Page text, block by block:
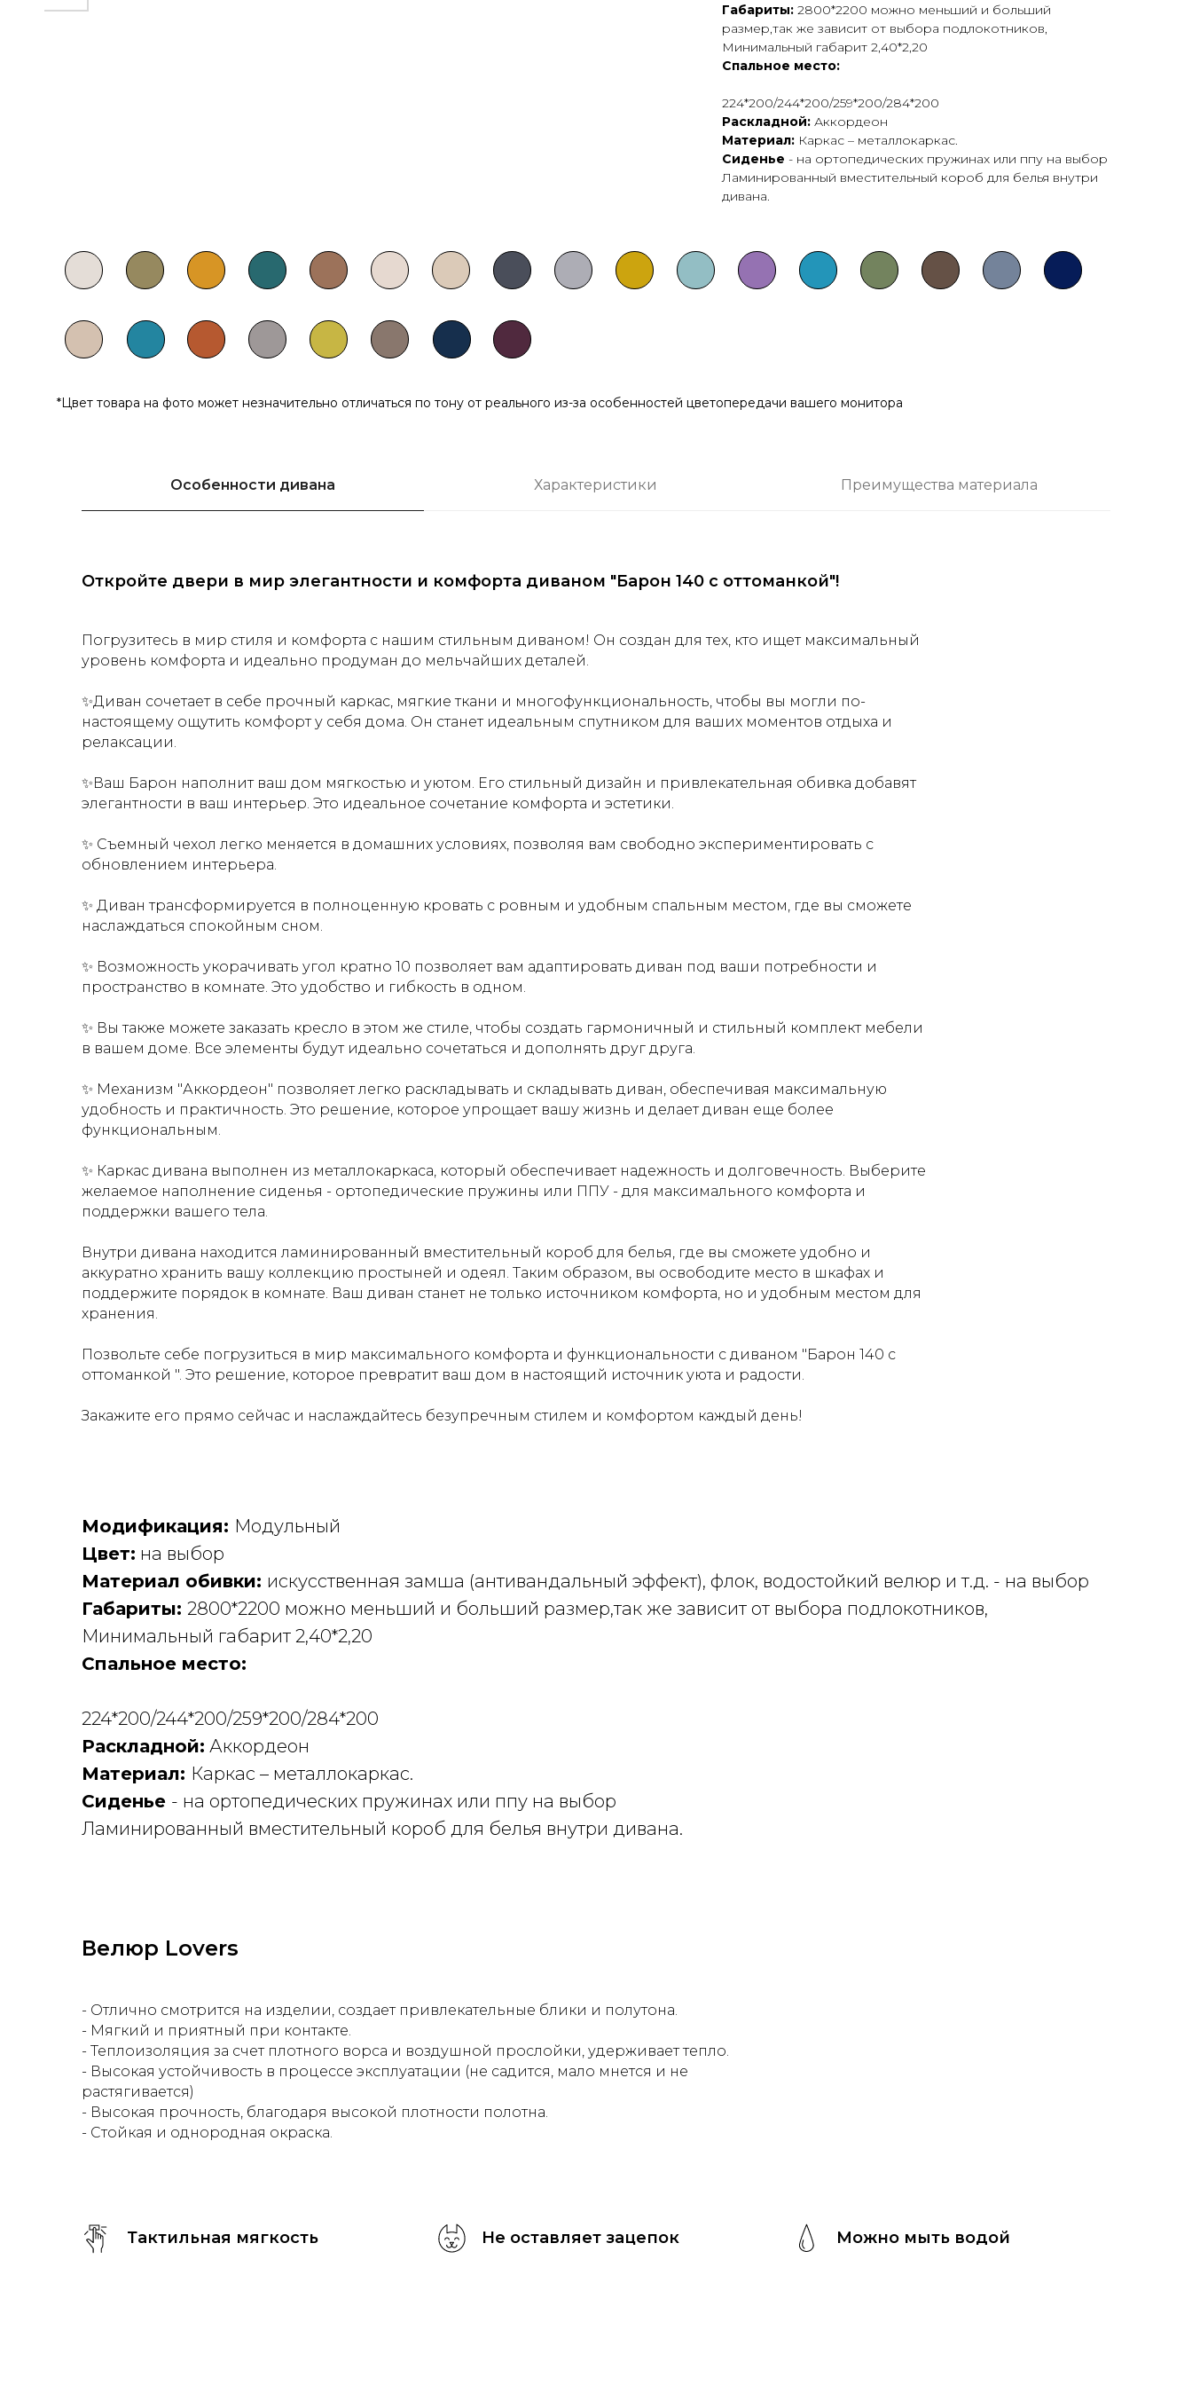
Габариты: 2800*2200 можно меньший и больший
размер,так же зависит от выбора подлокотников,
Минимальный габарит 2,40*2,20
Спальное место:
224*200/244*200/259*200/284*200
Раскладной: Аккордеон
Материал: Каркас – металлокаркас.
Сиденье - на ортопедических пружинах или ппу на выбор
Ламинированный вместительный короб для белья внутри
дивана.
*Цвет товара на фото может незначительно отличаться по тону от реального из-за особенностей цветопередачи вашего монитора
Особенности дивана Характеристики Преимущества материала
Откройте двери в мир элегантности и комфорта диваном "Барон 140 с оттоманкой"!
Погрузитесь в мир стиля и комфорта с нашим стильным диваном! Он создан для тех, кто ищет максимальный
уровень комфорта и идеально продуман до мельчайших деталей.
✨Диван сочетает в себе прочный каркас, мягкие ткани и многофункциональность, чтобы вы могли по-
настоящему ощутить комфорт у себя дома. Он станет идеальным спутником для ваших моментов отдыха и
релаксации.
✨Ваш Барон наполнит ваш дом мягкостью и уютом. Его стильный дизайн и привлекательная обивка добавят
элегантности в ваш интерьер. Это идеальное сочетание комфорта и эстетики.
✨ Съемный чехол легко меняется в домашних условиях, позволяя вам свободно экспериментировать с
обновлением интерьера.
✨ Диван трансформируется в полноценную кровать с ровным и удобным спальным местом, где вы сможете
наслаждаться спокойным сном.
✨ Возможность укорачивать угол кратно 10 позволяет вам адаптировать диван под ваши потребности и
пространство в комнате. Это удобство и гибкость в одном.
✨ Вы также можете заказать кресло в этом же стиле, чтобы создать гармоничный и стильный комплект мебели
в вашем доме. Все элементы будут идеально сочетаться и дополнять друг друга.
✨ Механизм "Аккордеон" позволяет легко раскладывать и складывать диван, обеспечивая максимальную
удобность и практичность. Это решение, которое упрощает вашу жизнь и делает диван еще более
функциональным.
✨ Каркас дивана выполнен из металлокаркаса, который обеспечивает надежность и долговечность. Выберите
желаемое наполнение сиденья - ортопедические пружины или ППУ - для максимального комфорта и
поддержки вашего тела.
Внутри дивана находится ламинированный вместительный короб для белья, где вы сможете удобно и
аккуратно хранить вашу коллекцию простыней и одеял. Таким образом, вы освободите место в шкафах и
поддержите порядок в комнате. Ваш диван станет не только источником комфорта, но и удобным местом для
хранения.
Позвольте себе погрузиться в мир максимального комфорта и функциональности с диваном "Барон 140 с
оттоманкой ". Это решение, которое превратит ваш дом в настоящий источник уюта и радости.
Закажите его прямо сейчас и наслаждайтесь безупречным стилем и комфортом каждый день!
Модификация: Модульный
Цвет: на выбор
Материал обивки: искусственная замша (антивандальный эффект), флок, водостойкий велюр и т.д. - на выбор
Габариты: 2800*2200 можно меньший и больший размер,так же зависит от выбора подлокотников,
Минимальный габарит 2,40*2,20
Спальное место:
224*200/244*200/259*200/284*200
Раскладной: Аккордеон
Материал: Каркас – металлокаркас.
Сиденье - на ортопедических пружинах или ппу на выбор
Ламинированный вместительный короб для белья внутри дивана.
Велюр Lovers
- Отлично смотрится на изделии, создает привлекательные блики и полутона.
- Мягкий и приятный при контакте.
- Теплоизоляция за счет плотного ворса и воздушной прослойки, удерживает тепло.
- Высокая устойчивость в процессе эксплуатации (не садится, мало мнется и не
растягивается)
- Высокая прочность, благодаря высокой плотности полотна.
- Стойкая и однородная окраска.
Тактильная мягкость Не оставляет зацепок Можно мыть водой